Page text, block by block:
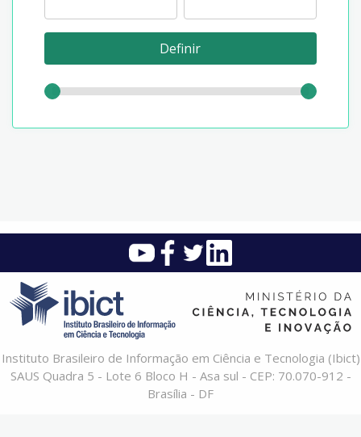
Instituto Brasileiro de Informação em Ciência e Tecnologia (Ibict)
SAUS Quadra 5 - Lote 6 Bloco H - Asa sul - CEP: 70.070-912 -
Brasília - DF